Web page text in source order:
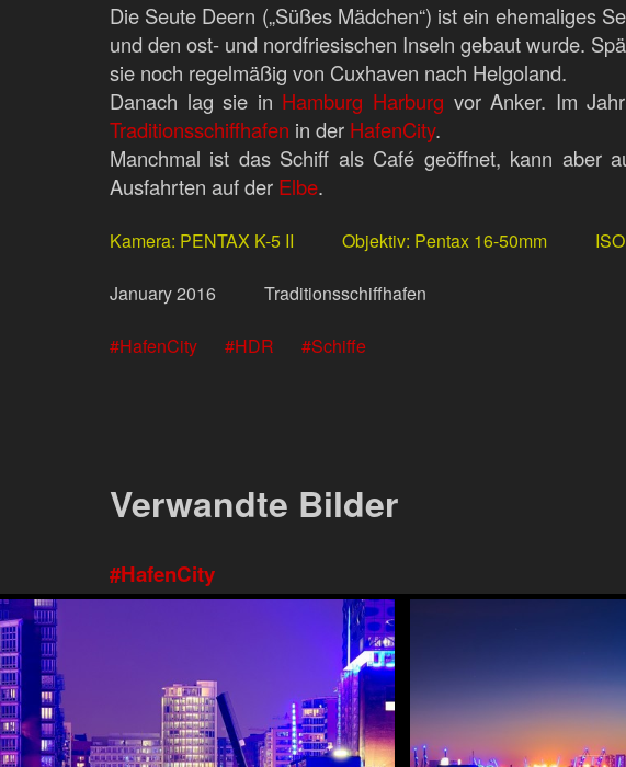
Die Seute Deern („Süßes Mädchen“) ist ein ehemaliges
und den ost- und nordfriesischen Inseln gebaut wurde.
sie noch regelmäßig von Cuxhaven nach Helgoland.
Danach lag sie in Hamburg Harburg vor Anker. Im
Traditionsschiffhafen in der HafenCity.
Manchmal ist das Schiff als Café geöffnet, kann aber
Ausfahrten auf der Elbe.
Kamera PENTAX K-5 II Objektiv Pentax 16-50mm ISO
January2016 Traditionsschiffhafen
HafenCity HDR Schiffe
Verwandte Bilder
HafenCity